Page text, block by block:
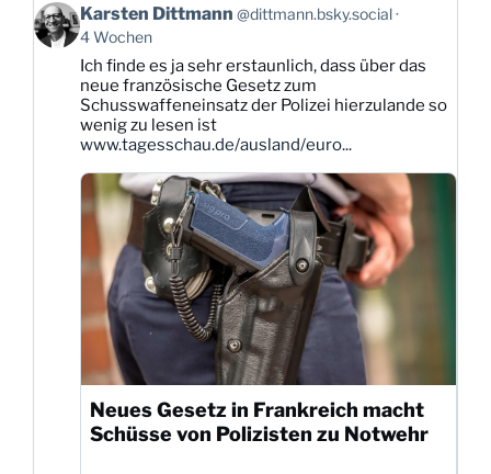
Beitrag
von
Karsten
Dittmann
Bluesky
ansehen
Karsten Dittmann @dittmann.bsky.social
4 Wochen
Ich finde es ja sehr erstaunlich, dass über das
neue französische Gesetz zum
Schusswaffeneinsatz der Polizei hierzulande so
wenig zu lesen ist
www.tagesschau.de/ausland/euro...
Neues Gesetz in Frankreich macht
Schüsse von Polizisten zu Notwehr